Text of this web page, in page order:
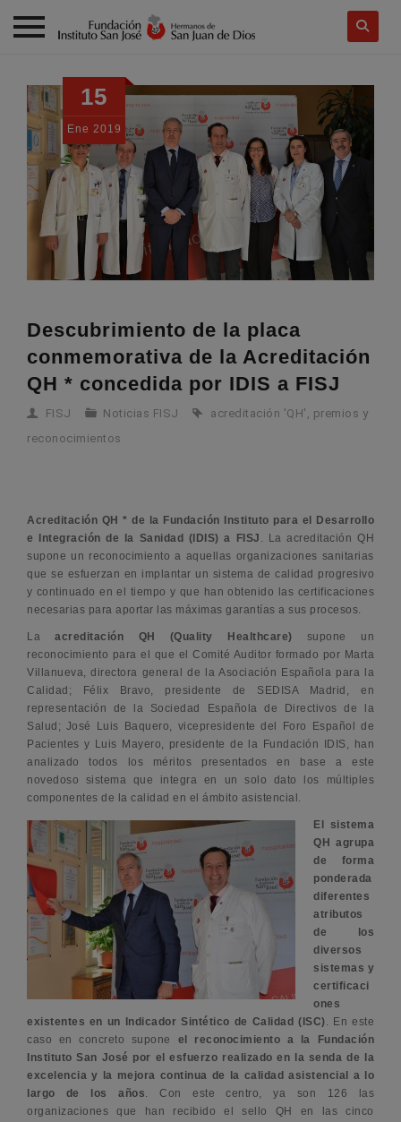
content
15
Ene 2019
Descubrimiento de la placa
conmemorativa de la Acreditación
QH * concedida por IDIS a FISJ
FISJ Noticias FISJ acreditación 'QH' , premios y
reconocimientos
Acreditación QH * de la Fundación Instituto para el Desarrollo
e Integración de la Sanidad (IDIS) a FISJ . La acreditación QH
supone un reconocimiento a aquellas organizaciones sanitarias
que se esfuerzan en implantar un sistema de calidad progresivo
y continuado en el tiempo y que han obtenido las certificaciones
necesarias para aportar las máximas garantías a sus procesos.
Laacreditación QH (Quality Healthcare) supone un
reconocimiento para el que el Comité Auditor formado por Marta
Villanueva, directora general de la Asociación Española para la
Calidad; Félix Bravo, presidente de SEDISA Madrid, en
representación de la Sociedad Española de Directivos de la
Salud; José Luis Baquero, vicepresidente del Foro Español de
Pacientes y Luis Mayero, presidente de la Fundación IDIS, han
analizado todos los méritos presentados en base a este
novedoso sistema que integra en un solo dato los múltiples
componentes de la calidad en el ámbito asistencial.
El sistema
QH agrupa
de forma
ponderada
diferentes
atributos
de los
diversos
sistemas y
certificaci
ones
existentes en un Indicador Sintético de Calidad (ISC). En este
caso en concreto supone el reconocimiento a la Fundación
Instituto San José por el esfuerzo realizado en la senda de la
excelencia y la mejora continua de la calidad asistencial a lo
largo de los años. Con este centro, ya son 126 las
organizaciones que han recibido el sello QH en las cinco